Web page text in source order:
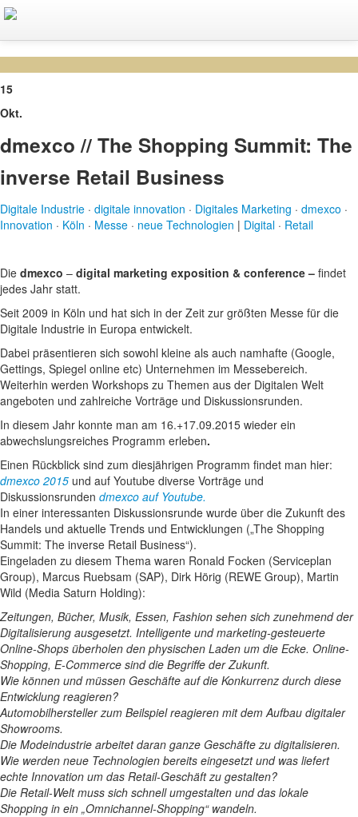
Portfolio
Deutsch
English
Français
15
Okt.
dmexco // The Shopping Summit: The
inverse Retail Business
Digitale Industrie · digitale innovation · Digitales Marketing · dmexco ·
Innovation · Köln · Messe · neue Technologien | Digital · Retail
Die dmexco – digital marketing exposition & conference – findet
jedes Jahr statt.
Seit 2009 in Köln und hat sich in der Zeit zur größten Messe für die
Digitale Industrie in Europa entwickelt.
Dabei präsentieren sich sowohl kleine als auch namhafte (Google,
Gettings, Spiegel online etc) Unternehmen im Messebereich.
Weiterhin werden Workshops zu Themen aus der Digitalen Welt
angeboten und zahlreiche Vorträge und Diskussionsrunden.
In diesem Jahr konnte man am 16.+17.09.2015 wieder ein
abwechslungsreiches Programm erleben.
Einen Rückblick sind zum diesjährigen Programm findet man hier:
dmexco 2015 und auf Youtube diverse Vorträge und
Diskussionsrunden dmexco auf Youtube.
In einer interessanten Diskussionsrunde wurde über die Zukunft des
Handels und aktuelle Trends und Entwicklungen („The Shopping
Summit: The inverse Retail Business“).
Eingeladen zu diesem Thema waren Ronald Focken (Serviceplan
Group), Marcus Ruebsam (SAP), Dirk Hörig (REWE Group), Martin
Wild (Media Saturn Holding):
Zeitungen, Bücher, Musik, Essen, Fashion sehen sich zunehmend der
Digitalisierung ausgesetzt. Intelligente und marketing-gesteuerte
Online-Shops überholen den physischen Laden um die Ecke. Online-
Shopping, E-Commerce sind die Begriffe der Zukunft.
Wie können und müssen Geschäfte auf die Konkurrenz durch diese
Entwicklung reagieren?
Automobilhersteller zum Beilspiel reagieren mit dem Aufbau digitaler
Showrooms.
Die Modeindustrie arbeitet daran ganze Geschäfte zu digitalisieren.
Wie werden neue Technologien bereits eingesetzt und was liefert
echte Innovation um das Retail-Geschäft zu gestalten?
Die Retail-Welt muss sich schnell umgestalten und das lokale
Shopping in ein „Omnichannel-Shopping“ wandeln.